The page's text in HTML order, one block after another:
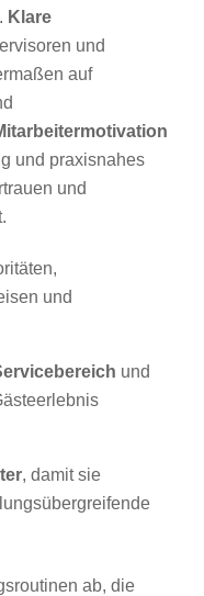
Klare
und
auf
und praxisnahes
und
und
und
, damit sie
ab, die